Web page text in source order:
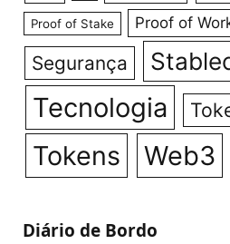
Proof of Stake Proof of
Segurança
Tecnologia
Tokens Web3
Diário de Bordo